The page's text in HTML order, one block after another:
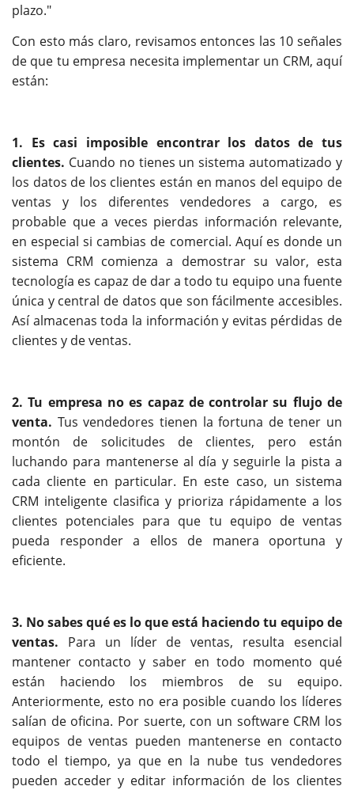
plazo."
Con esto más claro, revisamos entonces las 10 señales
de que tu empresa necesita implementar un CRM, aquí
están:
1. Es casi imposible encontrar los datos de tus
clientes. Cuando no tienes un sistema automatizado y
los datos de los clientes están en manos del equipo de
ventas y los diferentes vendedores a cargo, es
probable que a veces pierdas información relevante,
en especial si cambias de comercial. Aquí es donde un
sistema CRM comienza a demostrar su valor, esta
tecnología es capaz de dar a todo tu equipo una fuente
única y central de datos que son fácilmente accesibles.
Así almacenas toda la información y evitas pérdidas de
clientes y de ventas.
2. Tu empresa no es capaz de controlar su flujo de
venta. Tus vendedores tienen la fortuna de tener un
montón de solicitudes de clientes, pero están
luchando para mantenerse al día y seguirle la pista a
cada cliente en particular. En este caso, un sistema
CRM inteligente clasifica y prioriza rápidamente a los
clientes potenciales para que tu equipo de ventas
pueda responder a ellos de manera oportuna y
eficiente.
3. No sabes qué es lo que está haciendo tu equipo de
ventas. Para un líder de ventas, resulta esencial
mantener contacto y saber en todo momento qué
están haciendo los miembros de su equipo.
Anteriormente, esto no era posible cuando los líderes
salían de oficina. Por suerte, con un software CRM los
equipos de ventas pueden mantenerse en contacto
todo el tiempo, ya que en la nube tus vendedores
pueden acceder y editar información de los clientes